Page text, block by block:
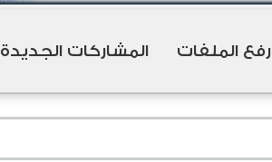
رفع الملفات المشاركات الجديدة